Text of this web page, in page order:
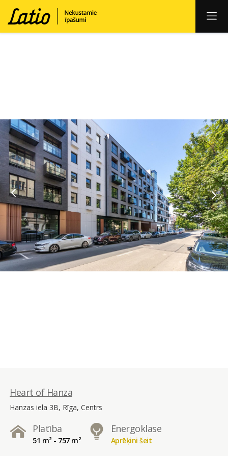
Heart of Hanza
Hanzas iela 3B, Rīga, Centrs
Platība
51 m² - 757 m²
Energoklase
Aprēķini šeit